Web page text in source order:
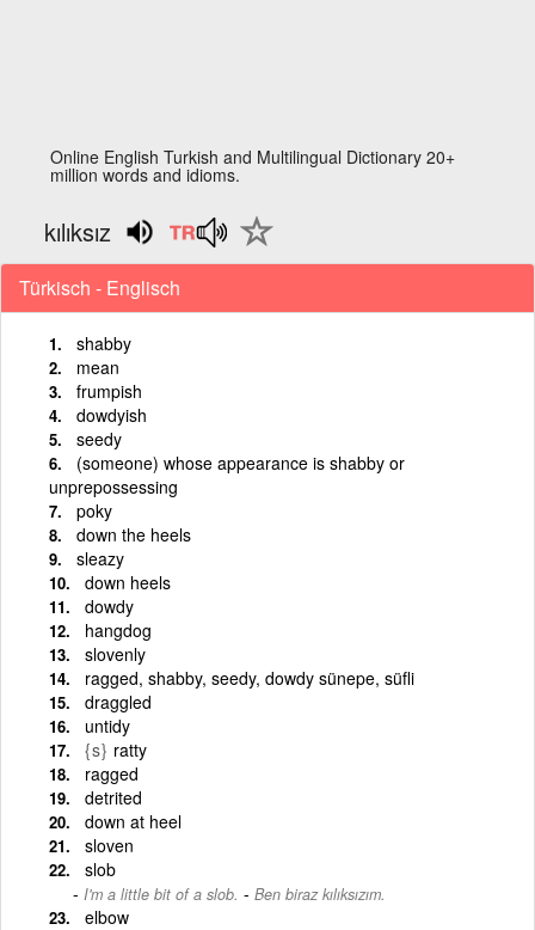
Online English Turkish and Multilingual Dictionary 20+
million words and idioms.
kılıksız
Türkisch - Englisch
shabby
mean
frumpish
dowdyish
seedy
(someone) whose appearance is shabby or
unprepossessing
poky
down the heels
sleazy
down heels
dowdy
hangdog
slovenly
ragged, shabby, seedy, dowdy sünepe, süfli
draggled
untidy
{s} ratty
ragged
detrited
down at heel
sloven
slob
I'm a little bit of a slob. - Ben biraz kılıksızım.
elbow